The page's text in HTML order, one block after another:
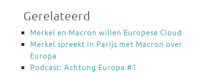
Gerelateerd
Merkel en Macron willen Europese Cloud
Merkel spreekt in Parijs met Macron over
Europa
Podcast: Achtung Europa #1